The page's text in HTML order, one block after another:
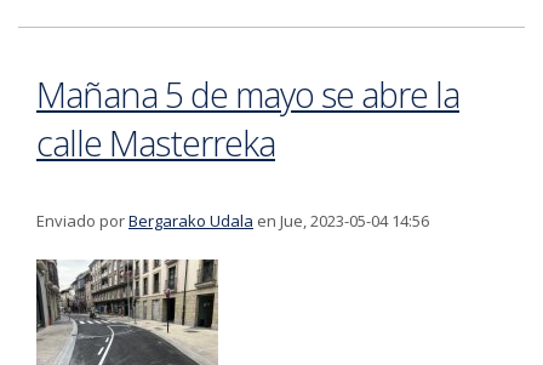
obras se han llevado a cabo con subvención del
Mañana 5 de mayo se abre la
calle Masterreka
Enviado porBergarako Udala en Jue, 2023-05-04 14:56